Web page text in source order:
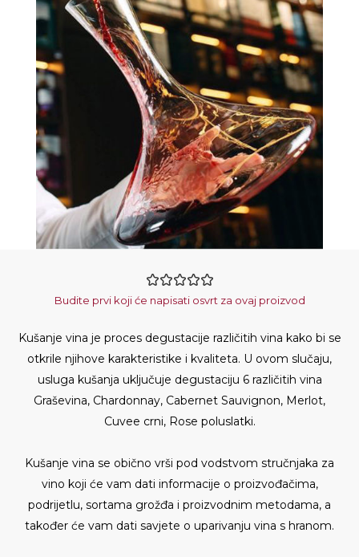
Budite prvi koji će napisati osvrt za ovaj proizvod
Kušanje vina je proces degustacije različitih vina kako bi se
otkrile njihove karakteristike i kvaliteta. U ovom slučaju,
usluga kušanja uključuje degustaciju 6 različitih vina
Graševina, Chardonnay, Cabernet Sauvignon, Merlot,
Cuvee crni, Rose poluslatki.
Kušanje vina se obično vrši pod vodstvom stručnjaka za
vino koji će vam dati informacije o proizvođačima,
podrijetlu, sortama grožđa i proizvodnim metodama, a
također će vam dati savjete o uparivanju vina s hranom.